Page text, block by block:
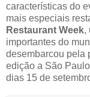
características do
mais especiais
Restaurant Week,
importantes do
desembarcou pela
edição a São
dias 15 de